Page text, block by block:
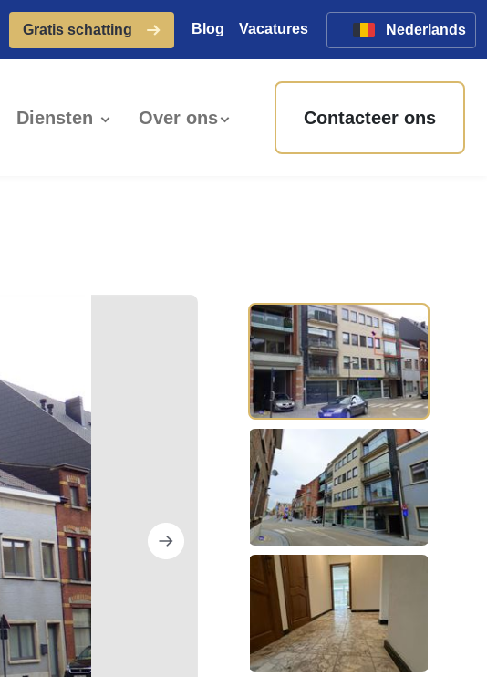
Gratis schatting Blog Vacatures Nederlands
Contacteer ons
Diensten Over ons